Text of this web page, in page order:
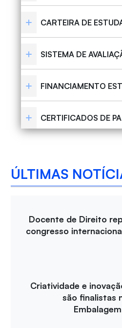
CARTEIRA DE
SISTEMA DE
FINANCIAMENTO
CERTIFICADOS DE
ÚLTIMAS
Docente de Direito
congresso
Criatividade e
são finalistas